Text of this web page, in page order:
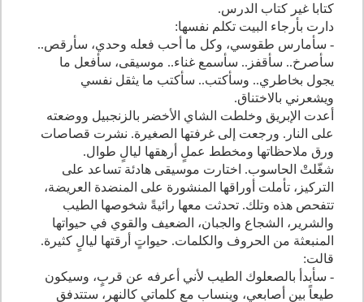
كتابا غير كتاب الدرس.
دارت بأرجاء البيت تكلم نفسها:
- سأمارس طقوسي، وكل ما أحب فعله وحدي، سأرقص..
سأصرخ.. سأقفز.. سأسمع غناء.. موسيقى، سأفعل ما
يجول بخاطري.. وسأكتب.. سأكتب ما يثقل نفسي
ويشعرني بالاختناق.
أعدت الإبريق وخلطت الشاي الأخضر بالزنجبيل ووضعته
على النار. ورجعت إلى غرفتها الصغيرة. نشرت قصاصات
ورق ملاحظاتها ومخطط عملٍ أرهقها ليالٍ طوال.
شغّلتْ الحاسوب. اختارت موسيقى هادئة تساعد على
التركيز، تأملت أوراقها المنشورة على المنضدة العريضة،
تتفحص هذه وتلك. تحدثت معها رائيةً شخوصها الطيب
والشرير، الشجاع والجبان، الضعيف والقوي في حيواتها
المنبعثة من الحروف والكلمات. حيواتٍ أرقتها ليالٍ كثيرة.
قالت:
- سأبدأ بالصعلوك الطيب لأني أعرفه عن قربٍ، وسيكون
طيعاً بين أصابعي، وينساب مع كلماتي كالنهر، ستتدفق